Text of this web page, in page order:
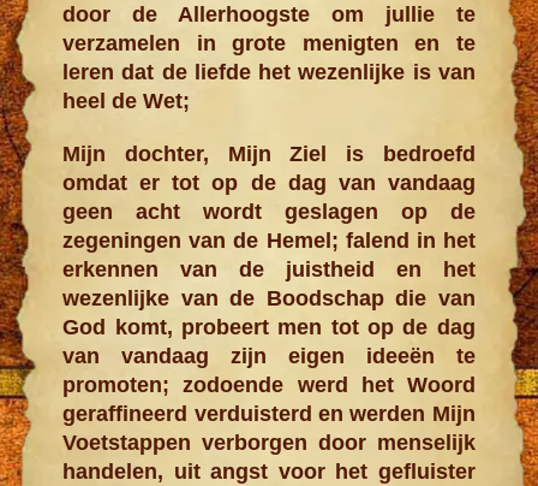
door de Allerhoogste om jullie te
verzamelen in grote menigten en te
leren dat de liefde het wezenlijke is van
heel de Wet;
Mijn dochter, Mijn Ziel is bedroefd
omdat er tot op de dag van vandaag
geen acht wordt geslagen op de
zegeningen van de Hemel; falend in het
erkennen van de juistheid en het
wezenlijke van de Boodschap die van
God komt, probeert men tot op de dag
van vandaag zijn eigen ideeën te
promoten; zodoende werd het Woord
geraffineerd verduisterd en werden Mijn
Voetstappen verborgen door menselijk
handelen, uit angst voor het gefluister